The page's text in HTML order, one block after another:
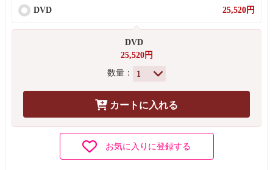
DVD 25,520円
DVD
25,520円
数量：
カートに入れる
お気に入りに登録する